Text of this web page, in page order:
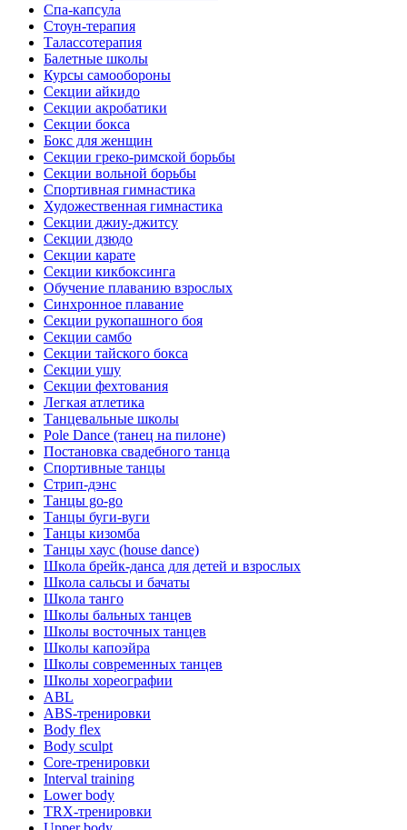
Спа-капсула
Стоун-терапия
Талассотерапия
Балетные школы
Курсы самообороны
Секции айкидо
Секции акробатики
Секции бокса
Бокс для женщин
Секции греко-римской борьбы
Секции вольной борьбы
Спортивная гимнастика
Художественная гимнастика
Секции джиу-джитсу
Секции дзюдо
Секции карате
Секции кикбоксинга
Обучение плаванию взрослых
Синхронное плавание
Секции рукопашного боя
Секции самбо
Секции тайского бокса
Секции ушу
Секции фехтования
Легкая атлетика
Танцевальные школы
Pole Dance (танец на пилоне)
Постановка свадебного танца
Спортивные танцы
Стрип-дэнс
Танцы go-go
Танцы буги-вуги
Танцы кизомба
Танцы хаус (house dance)
Школа брейк-данса для детей и взрослых
Школа сальсы и бачаты
Школа танго
Школы бальных танцев
Школы восточных танцев
Школы капоэйра
Школы современных танцев
Школы хореографии
ABL
ABS-тренировки
Body flex
Body sculpt
Core-тренировки
Interval training
Lower body
TRX-тренировки